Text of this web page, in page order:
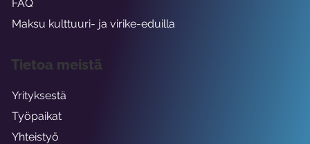
FAQ
Maksu kulttuuri- ja virike-eduilla
Tietoa meistä
Yrityksestä
Työpaikat
Yhteistyö